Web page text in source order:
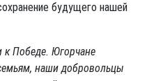
будущего нашей
Победе. Югорчане
наши добровольцы